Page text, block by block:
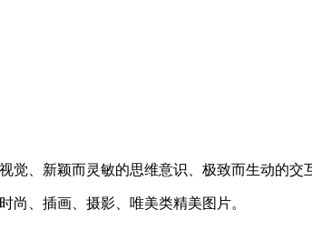
、新颖而灵敏的思维意识、极致而生动的交
尚、插画、摄影、唯美类精美图片。